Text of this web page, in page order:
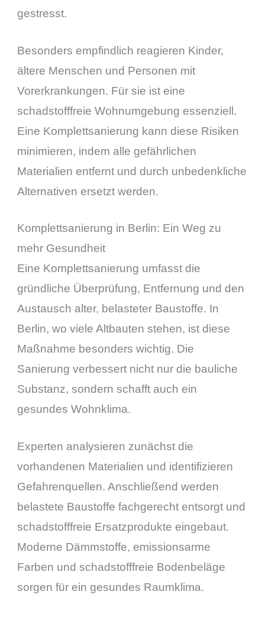
gestresst.
Besonders empfindlich reagieren Kinder,
ältere Menschen und Personen mit
Vorerkrankungen. Für sie ist eine
schadstofffreie Wohnumgebung essenziell.
Eine Komplettsanierung kann diese Risiken
minimieren, indem alle gefährlichen
Materialien entfernt und durch unbedenkliche
Alternativen ersetzt werden.
Komplettsanierung in Berlin: Ein Weg zu
mehr Gesundheit
Eine Komplettsanierung umfasst die
gründliche Überprüfung, Entfernung und den
Austausch alter, belasteter Baustoffe. In
Berlin, wo viele Altbauten stehen, ist diese
Maßnahme besonders wichtig. Die
Sanierung verbessert nicht nur die bauliche
Substanz, sondern schafft auch ein
gesundes Wohnklima.
Experten analysieren zunächst die
vorhandenen Materialien und identifizieren
Gefahrenquellen. Anschließend werden
belastete Baustoffe fachgerecht entsorgt und
schadstofffreie Ersatzprodukte eingebaut.
Moderne Dämmstoffe, emissionsarme
Farben und schadstofffreie Bodenbeläge
sorgen für ein gesundes Raumklima.